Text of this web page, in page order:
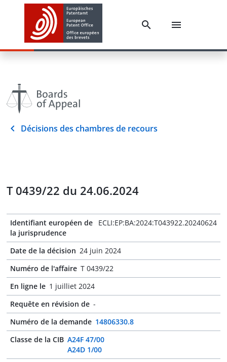
Décisions des chambres de recours
T 0439/22 du 24.06.2024
Identifiant européen de
la jurisprudence
ECLI:EP:BA:2024:T043922.20240624
Date de la décision 24 juin 2024
Numéro de l'affaire T 0439/22
En ligne le 1 juilliet 2024
Requête en révision de -
Numéro de la demande 14806330.8
Classe de la CIB A24F 47/00
A24D 1/00